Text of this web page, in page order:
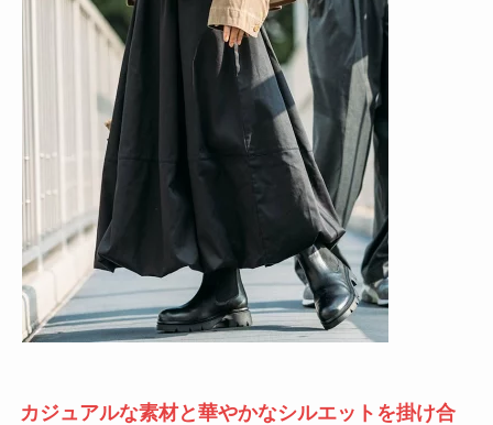
カジュアルな素材と華やかなシルエットを掛け合